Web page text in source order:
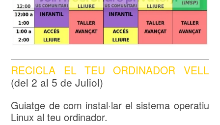
RECICLA EL TEU ORDINADOR VELL
(del 2 al 5 de Juliol)
Guiatge de com instal·lar el sistema operatiu
Linux al teu ordinador.